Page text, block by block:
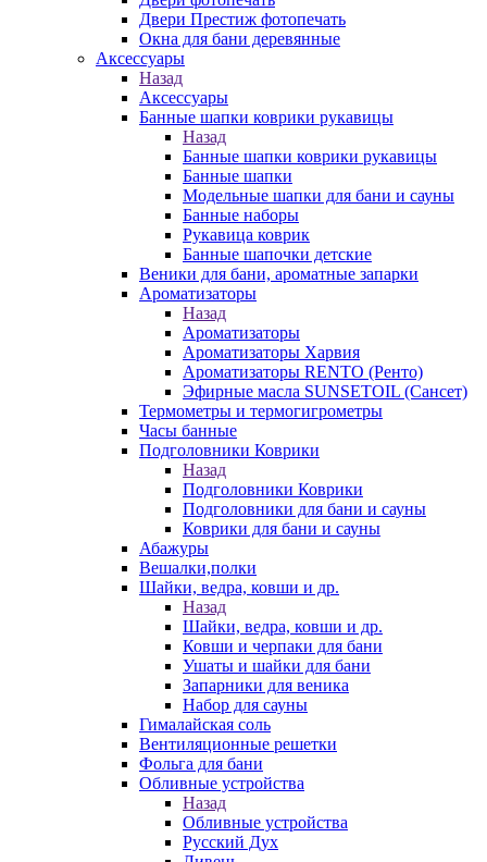
Двери Престиж фотопечать
Окна для бани деревянные
Аксессуары
Назад
Аксессуары
Банные шапки коврики рукавицы
Назад
Банные шапки коврики рукавицы
Банные шапки
Модельные шапки для бани и сауны
Банные наборы
Рукавица коврик
Банные шапочки детские
Веники для бани, ароматные запарки
Ароматизаторы
Назад
Ароматизаторы
Ароматизаторы Харвия
Ароматизаторы RENTO (Ренто)
Эфирные масла SUNSETOIL (Сансет)
Термометры и термогигрометры
Часы банные
Подголовники Коврики
Назад
Подголовники Коврики
Подголовники для бани и сауны
Коврики для бани и сауны
Абажуры
Вешалки,полки
Шайки, ведра, ковши и др.
Назад
Шайки, ведра, ковши и др.
Ковши и черпаки для бани
Ушаты и шайки для бани
Запарники для веника
Набор для сауны
Гималайская соль
Вентиляционные решетки
Фольга для бани
Обливные устройства
Назад
Обливные устройства
Русский Дух